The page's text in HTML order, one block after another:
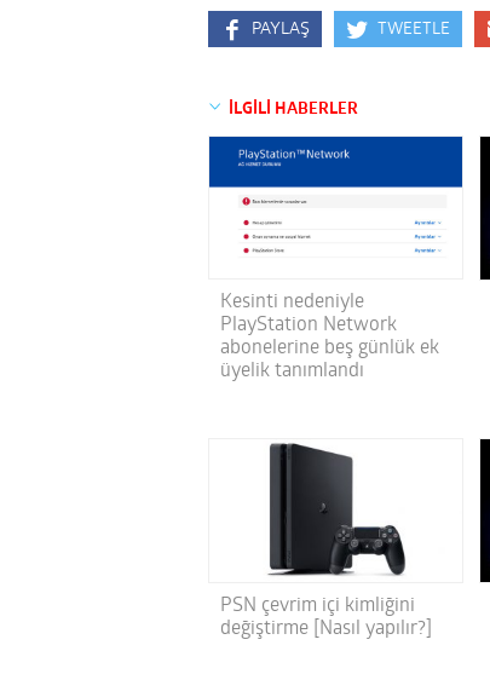
PAYLAŞ TWEETLE
İLGİLİ HABERLER
Kesinti nedeniyle
PlayStation Network
abonelerine beş günlük ek
üyelik tanımlandı
PSN çevrim içi kimliğini
değiştirme [Nasıl yapılır?]